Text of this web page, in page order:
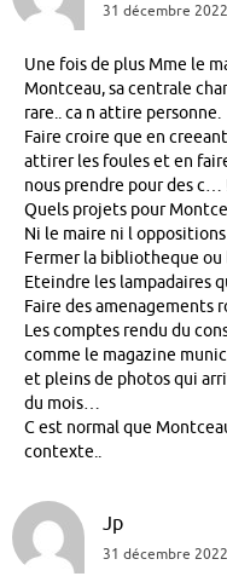
31 décembre
Une fois de plus Mme le
Montceau, sa centrale
rare.. ca n attire personne.
Faire croire que en
attirer les foules et en
nous prendre pour des c…
Quels projets pour
Ni le maire ni l
Fermer la bibliotheque ou
Eteindre les lampadaires
Faire des amenagements
Les comptes rendu du
comme le magazine
et pleins de photos qui
du mois…
C est normal que
contexte..
Jp
31 décembre